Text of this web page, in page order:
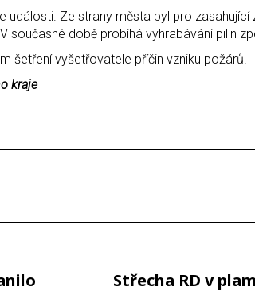
Ze strany města byl pro zasahující
současné době probíhá vyhrabávání pilin
šetření vyšetřovatele příčin vzniku požárů.
kraje
Střecha RD v